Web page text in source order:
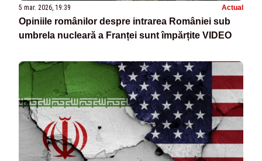
5 mar. 2026, 19:39 Actual
Opiniile românilor despre intrarea României sub
umbrela nucleară a Franței sunt împărțite VIDEO